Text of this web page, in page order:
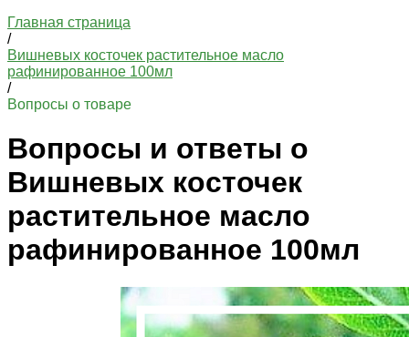
Главная страница
/
Вишневых косточек растительное масло
рафинированное 100мл
/
Вопросы о товаре
Вопросы и ответы о
Вишневых косточек
растительное масло
рафинированное 100мл